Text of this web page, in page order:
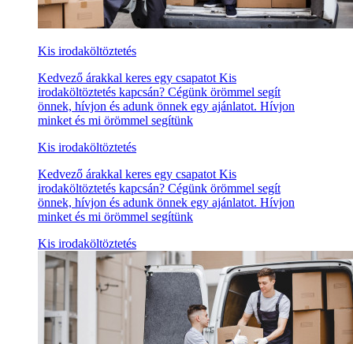
Kis irodaköltöztetés
Kedvező árakkal keres egy csapatot Kis
irodaköltöztetés kapcsán? Cégünk örömmel segít
önnek, hívjon és adunk önnek egy ajánlatot. Hívjon
minket és mi örömmel segítünk
Kis irodaköltöztetés
Kedvező árakkal keres egy csapatot Kis
irodaköltöztetés kapcsán? Cégünk örömmel segít
önnek, hívjon és adunk önnek egy ajánlatot. Hívjon
minket és mi örömmel segítünk
Kis irodaköltöztetés